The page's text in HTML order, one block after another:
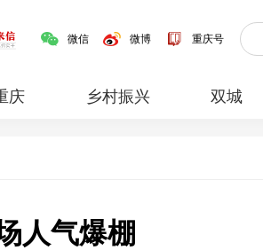
微信 微博 重庆号
庆 乡村振兴 双城
人气爆棚